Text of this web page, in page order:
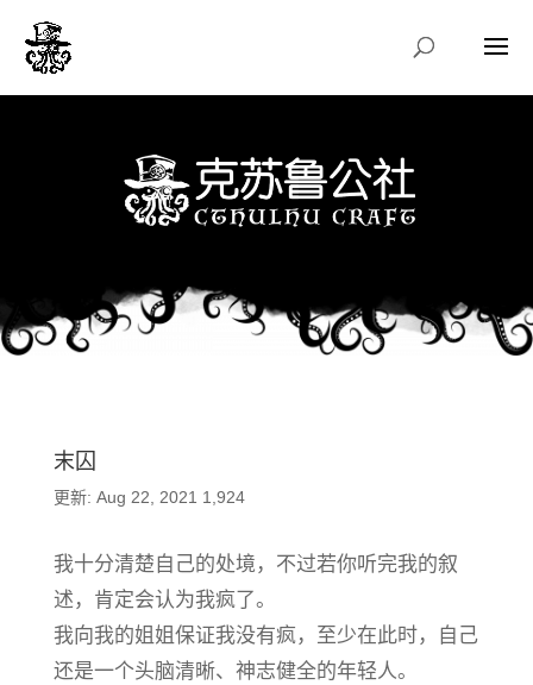
末囚
更新: Aug 22, 2021 1,924
我十分清楚自己的处境，不过若你听完我的叙
述，肯定会认为我疯了。
我向我的姐姐保证我没有疯，至少在此时，自己
还是一个头脑清晰、神志健全的年轻人。